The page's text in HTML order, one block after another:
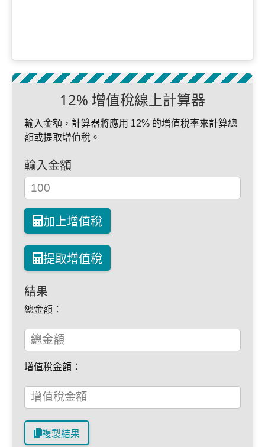
12% 增值稅線上計算器
輸入金額，計算器將應用 12% 的增值稅率來計算總
額或提取增值稅。
輸入金額
加上增值稅
提取增值稅
結果
總金額：
增值稅金額：
複製結果